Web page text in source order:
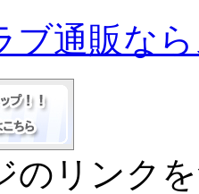
ブ通販な
のリンク